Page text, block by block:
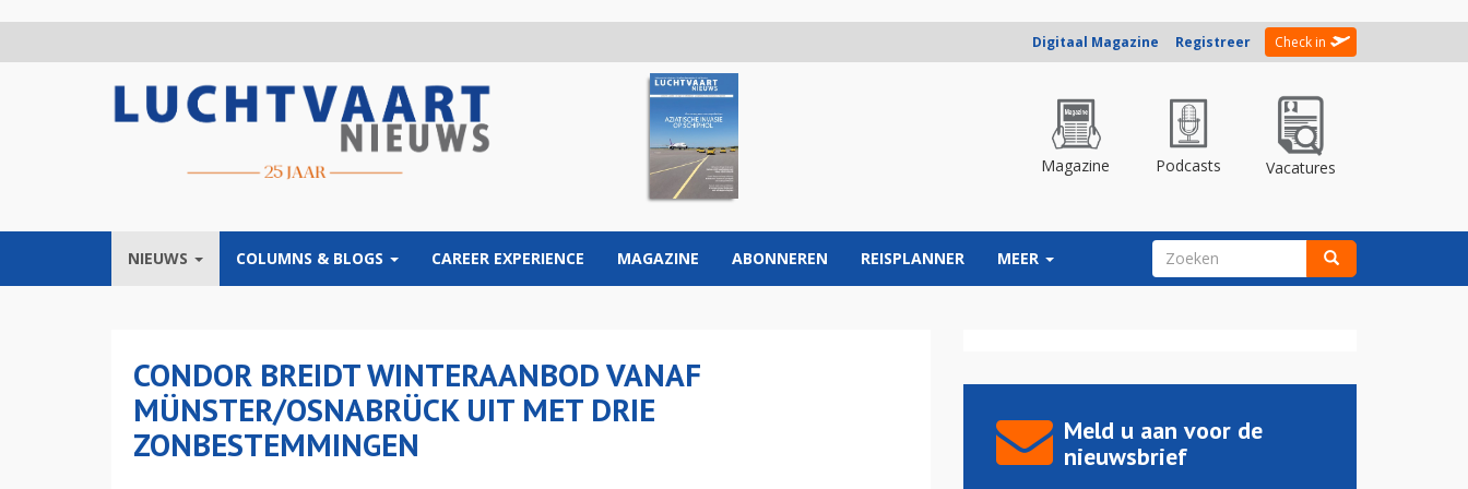
Digitaal Magazine Registreer Check in
Magazine Podcasts Vacatures
NIEUWS COLUMNS & BLOGS CAREER EXPERIENCE MAGAZINE ABONNEREN REISPLANNER MEER ZOEKVELD
CONDOR BREIDT WINTERAANBOD VANAF
MÜNSTER/OSNABRÜCK UIT MET DRIE
ZONBESTEMMINGEN
Meld u aan voor de
nieuwsbrief